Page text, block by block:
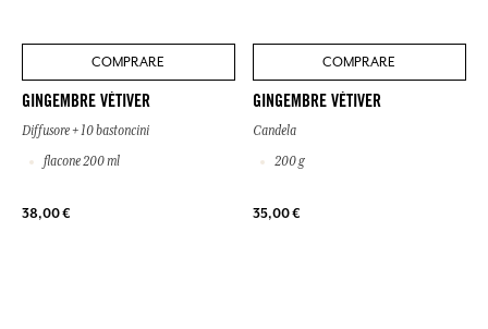
COMPRARE
GINGEMBRE VÉTIVER
Diffusore + 10 bastoncini
flacone 200 ml
38,00 €
COMPRARE
GINGEMBRE VÉTIVER
Candela
200 g
35,00 €